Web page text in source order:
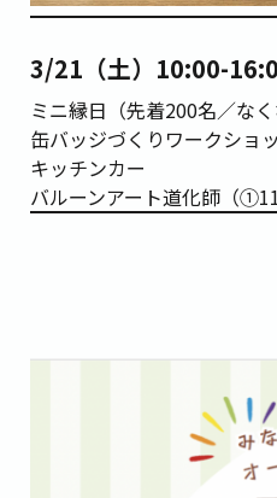
3/21（土）10:00-
ミニ縁日（先着200名／なく
缶バッジづくりワークショ
キッチンカー
バルーンアート道化師（